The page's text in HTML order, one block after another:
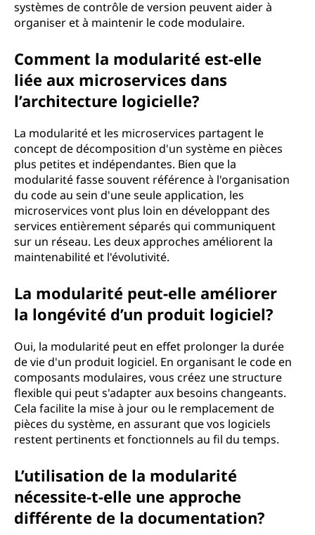
systèmes de contrôle de version peuvent aider à
organiser et à maintenir le code modulaire.
Comment la modularité est-elle
liée aux microservices dans
l’architecture logicielle?
La modularité et les microservices partagent le
concept de décomposition d'un système en pièces
plus petites et indépendantes. Bien que la
modularité fasse souvent référence à l'organisation
du code au sein d'une seule application, les
microservices vont plus loin en développant des
services entièrement séparés qui communiquent
sur un réseau. Les deux approches améliorent la
maintenabilité et l'évolutivité.
La modularité peut-elle améliorer
la longévité d’un produit logiciel?
Oui, la modularité peut en effet prolonger la durée
de vie d'un produit logiciel. En organisant le code en
composants modulaires, vous créez une structure
flexible qui peut s'adapter aux besoins changeants.
Cela facilite la mise à jour ou le remplacement de
pièces du système, en assurant que vos logiciels
restent pertinents et fonctionnels au fil du temps.
L’utilisation de la modularité
nécessite-t-elle une approche
différente de la documentation?